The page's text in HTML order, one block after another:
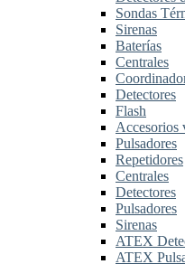
Sondas
Sirenas
Baterías
Centrales
Detectores
Flash
Accesorios
Pulsadores
Repetidores
Centrales
Detectores
Pulsadores
Sirenas
ATEX
ATEX